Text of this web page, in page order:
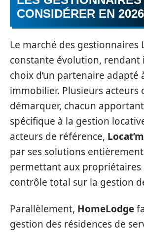
CONSIDÉRER EN 2026
Le marché des gestionnaires
constante évolution,
choix d’un partenaire adapté
immobilier. Plusieurs acteurs
démarquer, chacun
spécifique à la gestion
acteurs de référence,
par ses solutions
permettant aux propriétaires
contrôle total sur la gestion
Parallèlement, HomeLodge
gestion des résidences de